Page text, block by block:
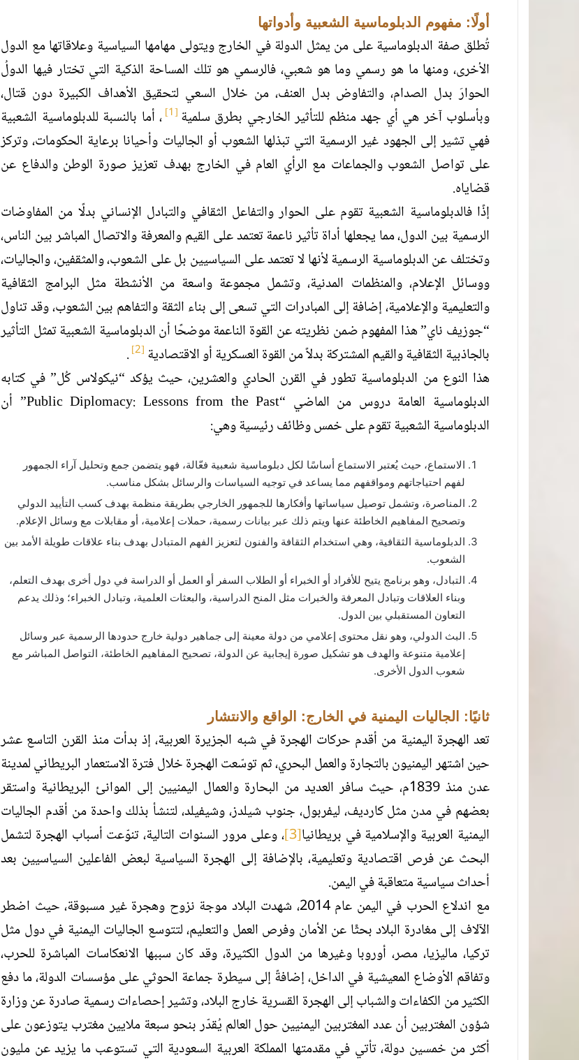
أولًا: مفهوم الدبلوماسية الشعبية وأدواتها
تُطلق صفة الدبلوماسية على من يمثل الدولة في الخارج ويتولى مهامها السياسية وعلاقاتها مع الدول
الأخرى، ومنها ما هو رسمي وما هو شعبي، فالرسمي هو تلك المساحة الذكية التي تختار فيها الدولُ
الحوارَ بدل الصدام، والتفاوض بدل العنف، من خلال السعي لتحقيق الأهداف الكبيرة دون قتال،
وبأسلوب آخر هي أي جهد منظم للتأثير الخارجي بطرق سلمية [1]
، أما بالنسبة للدبلوماسية الشعبية
فهي تشير إلى الجهود غير الرسمية التي تبذلها الشعوب أو الجاليات وأحيانا برعاية الحكومات، وتركز
على تواصل الشعوب والجماعات مع الرأي العام في الخارج بهدف تعزيز صورة الوطن والدفاع عن
قضاياه.
إذًا فالدبلوماسية الشعبية تقوم على الحوار والتفاعل الثقافي والتبادل الإنساني بدلًا من المفاوضات
الرسمية بين الدول، مما يجعلها أداة تأثير ناعمة تعتمد على القيم والمعرفة والاتصال المباشر بين الناس،
وتختلف عن الدبلوماسية الرسمية لأنها لا تعتمد على السياسيين بل على الشعوب، والمثقفين، والجاليات،
ووسائل الإعلام، والمنظمات المدنية، وتشمل مجموعة واسعة من الأنشطة مثل البرامج الثقافية
والتعليمية والإعلامية، إضافة إلى المبادرات التي تسعى إلى بناء الثقة والتفاهم بين الشعوب، وقد تناول
“جوزيف ناي” هذا المفهوم ضمن نظريته عن القوة الناعمة موضحًا أن الدبلوماسية الشعبية تمثل التأثير
بالجاذبية الثقافية والقيم المشتركة بدلاً من القوة العسكرية أو الاقتصادية [2]
.
هذا النوع من الدبلوماسية تطور في القرن الحادي والعشرين، حيث يؤكد “نيكولاس كُل” في كتابه
الدبلوماسية العامة دروس من الماضي “Public Diplomacy: Lessons from the Past” أن
الدبلوماسية الشعبية تقوم على خمس وظائف رئيسية وهي:
الاستماع، حيث يُعتبر الاستماع أساسًا لكل دبلوماسية شعبية فعّالة، فهو يتضمن جمع وتحليل آراء الجمهور
لفهم احتياجاتهم ومواقفهم مما يساعد في توجيه السياسات والرسائل بشكل مناسب.
المناصرة، وتشمل توصيل سياساتها وأفكارها للجمهور الخارجي بطريقة منظمة بهدف كسب التأييد الدولي
وتصحيح المفاهيم الخاطئة عنها ويتم ذلك عبر بيانات رسمية، حملات إعلامية، أو مقابلات مع وسائل الإعلام.
الدبلوماسية الثقافية، وهي استخدام الثقافة والفنون لتعزيز الفهم المتبادل بهدف بناء علاقات طويلة الأمد بين
الشعوب.
التبادل، وهو برنامج يتيح للأفراد أو الخبراء أو الطلاب السفر أو العمل أو الدراسة في دول أخرى بهدف التعلم،
وبناء العلاقات وتبادل المعرفة والخبرات مثل المنح الدراسية، والبعثات العلمية، وتبادل الخبراء؛ وذلك يدعم
التعاون المستقبلي بين الدول.
البث الدولي، وهو نقل محتوى إعلامي من دولة معينة إلى جماهير دولية خارج حدودها الرسمية عبر وسائل
إعلامية متنوعة والهدف هو تشكيل صورة إيجابية عن الدولة، تصحيح المفاهيم الخاطئة، التواصل المباشر مع
شعوب الدول الأخرى.
ثانيًا: الجاليات اليمنية في الخارج: الواقع والانتشار
تعد الهجرة اليمنية من أقدم حركات الهجرة في شبه الجزيرة العربية، إذ بدأت منذ القرن التاسع عشر
حين اشتهر اليمنيون بالتجارة والعمل البحري، ثم توسّعت الهجرة خلال فترة الاستعمار البريطاني لمدينة
عدن منذ 1839م، حيث سافر العديد من البحارة والعمال اليمنيين إلى الموانئ البريطانية واستقر
بعضهم في مدن مثل كارديف، ليفربول، جنوب شيلدز، وشيفيلد، لتنشأ بذلك واحدة من أقدم الجاليات
اليمنية العربية والإسلامية في بريطانيا[3] ، وعلى مرور السنوات التالية، تنوّعت أسباب الهجرة لتشمل
البحث عن فرص اقتصادية وتعليمية، بالإضافة إلى الهجرة السياسية لبعض الفاعلين السياسيين بعد
أحداث سياسية متعاقبة في اليمن.
مع اندلاع الحرب في اليمن عام 2014، شهدت البلاد موجة نزوح وهجرة غير مسبوقة، حيث اضطر
الآلاف إلى مغادرة البلاد بحثًا عن الأمان وفرص العمل والتعليم، لتتوسع الجاليات اليمنية في دول مثل
تركيا، ماليزيا، مصر، أوروبا وغيرها من الدول الكثيرة، وقد كان سببها الانعكاسات المباشرة للحرب،
وتفاقم الأوضاع المعيشية في الداخل، إضافةً إلى سيطرة جماعة الحوثي على مؤسسات الدولة، ما دفع
الكثير من الكفاءات والشباب إلى الهجرة القسرية خارج البلاد، وتشير إحصاءات رسمية صادرة عن وزارة
شؤون المغتربين أن عدد المغتربين اليمنيين حول العالم يُقدّر بنحو سبعة ملايين مغترب يتوزعون على
أكثر من خمسين دولة، تأتي في مقدمتها المملكة العربية السعودية التي تستوعب ما يزيد عن مليون